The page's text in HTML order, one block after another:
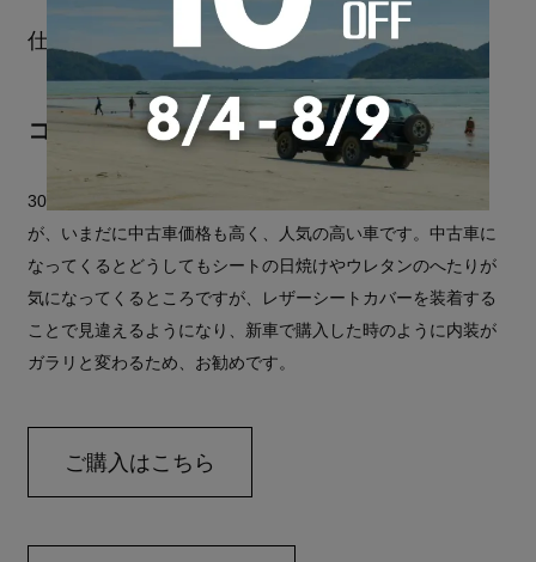
仕上がりは満足しています。
コメント
30系プリウスは国内でも非常に多くの台数が流通しています
が、いまだに中古車価格も高く、人気の高い車です。中古車に
なってくるとどうしてもシートの日焼けやウレタンのへたりが
気になってくるところですが、レザーシートカバーを装着する
ことで見違えるようになり、新車で購入した時のように内装が
ガラリと変わるため、お勧めです。
ご購入はこちら